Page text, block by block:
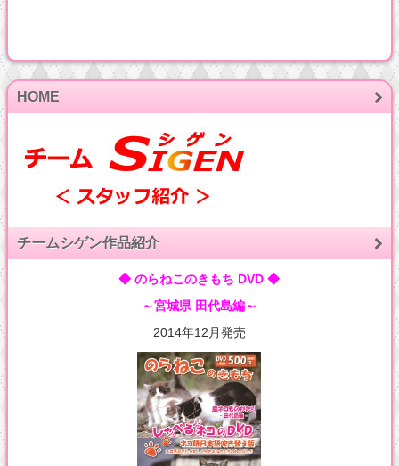
HOME
チームシゲン作品紹介
◆ のらねこのきもち DVD ◆
～宮城県 田代島編～
2014年12月発売